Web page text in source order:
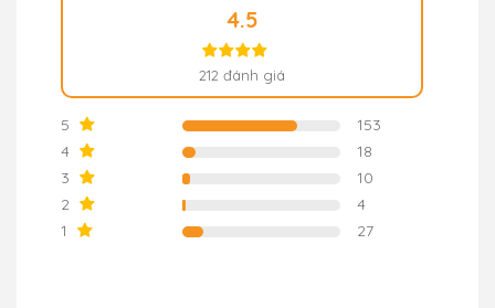
4.5
212 đánh giá
5
153
4
18
3
10
2
4
1
27